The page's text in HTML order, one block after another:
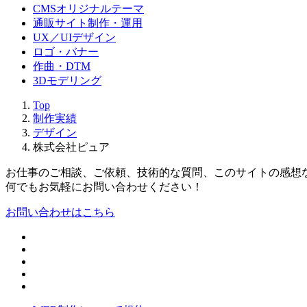
CMSオリジナルテーマ
通販サイト制作・運用
UX／UIデザイン
ロゴ・バナー
作曲・DTM
3Dモデリング
Top
制作実績
デザイン
株式会社ピュア
お仕事のご相談、ご依頼、 技術的な質問、このサイトの感想
何でもお気軽にお問い合わせください！
お問い合わせはこちら